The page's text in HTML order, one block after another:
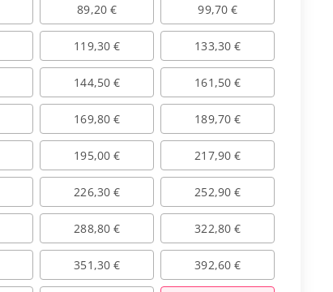
89,20 € 99,70 €
119,30 € 133,30 €
144,50 € 161,50 €
169,80 € 189,70 €
195,00 € 217,90 €
226,30 € 252,90 €
288,80 € 322,80 €
351,30 € 392,60 €